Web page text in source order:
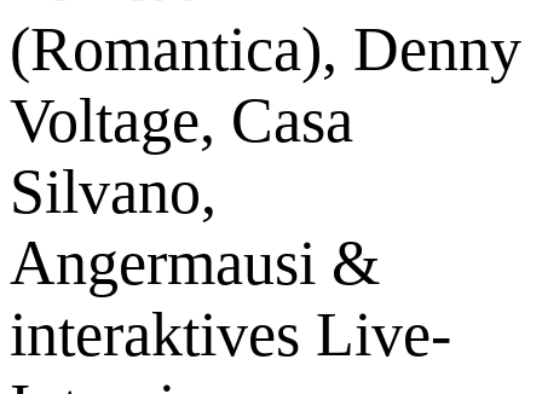
(Romantica), Denny
Voltage, Casa
Silvano,
Angermausi &
interaktives Live-